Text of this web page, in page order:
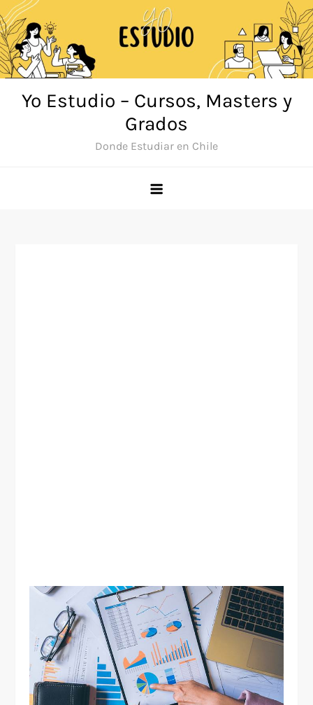
Saltar
al
contenido
Yo Estudio – Cursos, Masters y
Grados
Donde Estudiar en Chile